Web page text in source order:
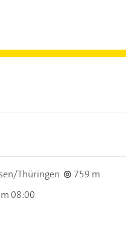
Thüringen
759 m
08:00